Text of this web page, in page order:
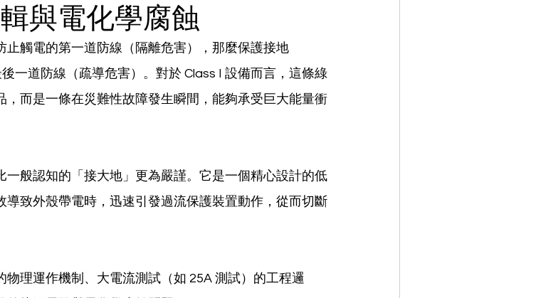
Chile China Colombia
India Indonesia Israel Iraq
與電化學腐蝕
止觸電的第一道防線（隔離危害），那麼保護接地
一道防線（疏導危害）。對於 Class I 設備而言，這條綠
，而是一條在災難性故障發生瞬間，能夠承受巨大能量衝
一般認知的「接大地」更為嚴謹。它是一個精心設計的低
導致外殼帶電時，迅速引發過流保護裝置動作，從而切斷
理運作機制、大電流測試（如 25A 測試）的工程邏